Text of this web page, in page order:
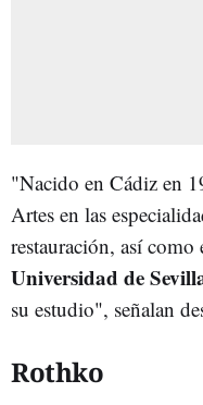
"Nacido en Cádiz en
Artes en las
restauración, así como
Universidad de
su estudio", señalan
Rothko